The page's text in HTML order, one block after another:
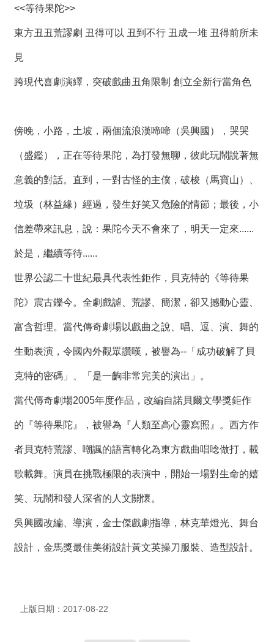
入
華
友
們
站
覽
<<等待果陀>>
東方丑丑荒謬劇 丑得可以 丑到不行 丑成一堆 丑得前所未
見
跨現代喜劇演繹，突破戲曲丑角限制 創立全新行當角色
傍晚，小路，土坡，兩個流浪漢啼啼（吳興國），哭哭
（盛鑑），正在等待果陀，為打發無聊，彼此玩鬧說著無
意義的對話。直到，一對古怪的主僕，破梭（馬寶山）、
垃圾（林益緣）經過，發生好笑又危險的情節；最後，小
信差帶來訊息，說：果陀今天不會來了，明天一定來......
於是，繼續等待......
世界公認二十世紀最具代表性鉅作，貝克特的《等待果
陀》震古鑠今。全劇戲謔、荒謬、簡潔，卻又撼動心靈、
富含哲理。當代傳奇劇場以戲曲之說、唱、逗、演、舞的
生動表演，令國內外觀眾讚嘆，被譽為--「成功破解了貝
克特的密碼」、「是一齣非常完美的演出」。
當代傳奇劇場2005年度作品，改編自諾貝爾文學獎鉅作
的『等待果陀』，被譽為『人類至高心靈寫照』。西方作
者貝克特荒謬、嘲諷的語言轉化為東方戲曲唱唸做打，載
歌載舞。演員在挑戰極限的表演中，開始一場對生命的嬉
笑、玩鬧和發人深省的人文關懷。
吳興國改編、導演，金士傑戲劇指導，林克華燈光、舞台
設計，金馬獎最佳美術設計黃文英操刀服裝、造型設計。
上版日期：2017-08-22